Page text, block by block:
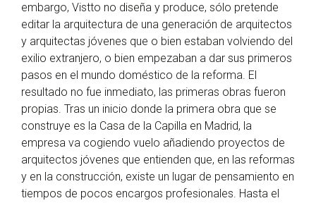
embargo, Vistto no diseña y produce, sólo pretende
editar la arquitectura de una generación de arquitectos
y arquitectas jóvenes que o bien estaban volviendo del
exilio extranjero, o bien empezaban a dar sus primeros
pasos en el mundo doméstico de la reforma. El
resultado no fue inmediato, las primeras obras fueron
propias. Tras un inicio donde la primera obra que se
construye es la Casa de la Capilla en Madrid, la
empresa va cogiendo vuelo añadiendo proyectos de
arquitectos jóvenes que entienden que, en las reformas
y en la construcción, existe un lugar de pensamiento en
tiempos de pocos encargos profesionales. Hasta el